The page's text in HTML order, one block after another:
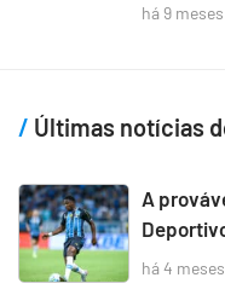
há 9 meses
Últimas notícias
A
há 4 meses